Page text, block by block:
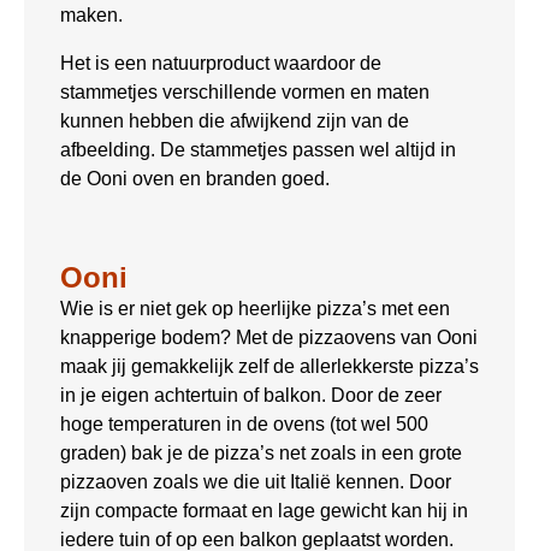
maken.
Het is een natuurproduct waardoor de
stammetjes verschillende vormen en maten
kunnen hebben die afwijkend zijn van de
afbeelding. De stammetjes passen wel altijd in
de Ooni oven en branden goed.
Ooni
Wie is er niet gek op heerlijke pizza’s met een
knapperige bodem? Met de pizzaovens van Ooni
maak jij gemakkelijk zelf de allerlekkerste pizza’s
in je eigen achtertuin of balkon. Door de zeer
hoge temperaturen in de ovens (tot wel 500
graden) bak je de pizza’s net zoals in een grote
pizzaoven zoals we die uit Italië kennen. Door
zijn compacte formaat en lage gewicht kan hij in
iedere tuin of op een balkon geplaatst worden.